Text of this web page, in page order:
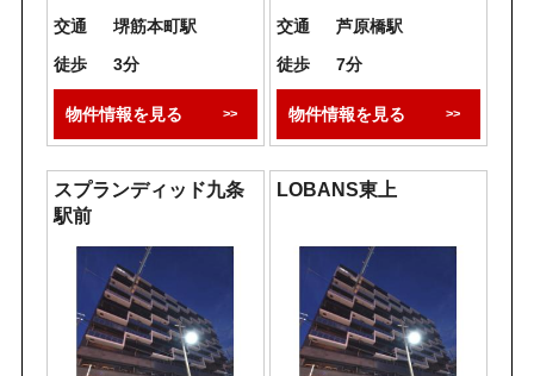
交通
堺筋本町駅
徒歩
3分
物件情報を見る
交通
芦原橋駅
徒歩
7分
物件情報を見る
スプランディッド九条
駅前
LOBANS東上